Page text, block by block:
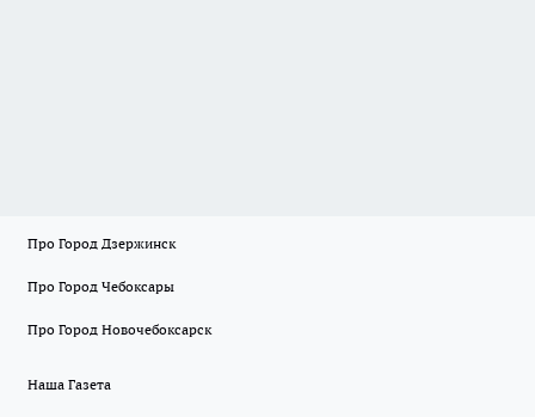
Про Город Дзержинск
Про Город Чебоксары
Про Город Новочебоксарск
Наша Газета